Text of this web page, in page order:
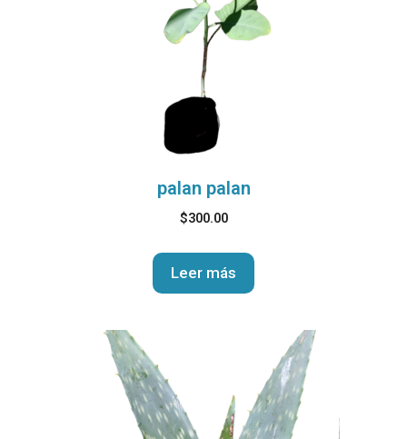
palan palan
$300.00
Leer más